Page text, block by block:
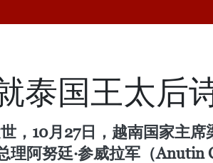
泰国王太后
，10月27日，越南国家主
阿努廷·参威拉军（Anutin